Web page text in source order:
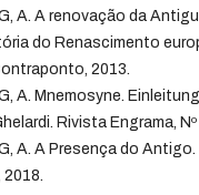
A. A renovação da
do Renascimento
2013.
A. Mnemosyne.
Rivista Engrama,
A. A Presença do
2018.